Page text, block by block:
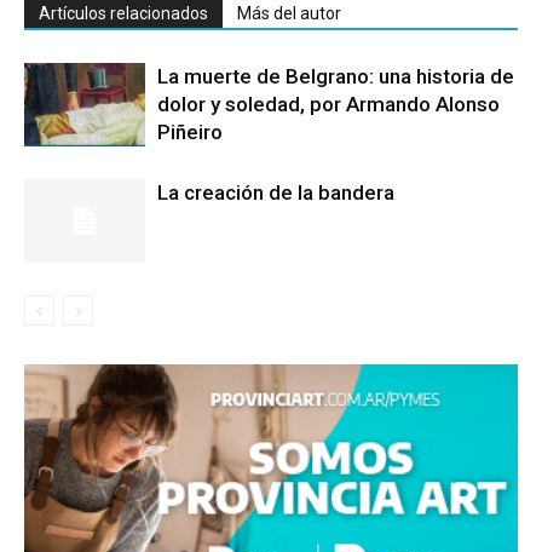
Artículos relacionados Más del autor
La muerte de Belgrano: una historia de
dolor y soledad, por Armando Alonso
Piñeiro
La creación de la bandera